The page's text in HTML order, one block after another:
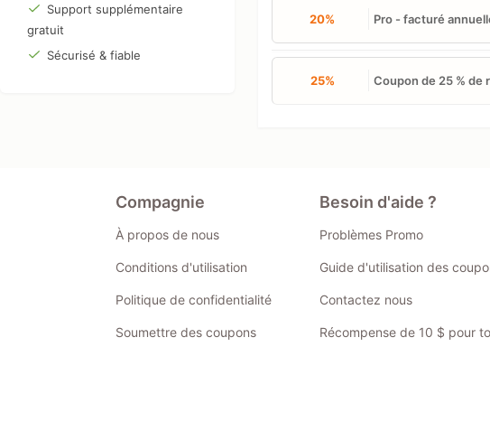
Support supplémentaire
gratuit
Sécurisé & fiable
20% Pro - facturé
25% Coupon de 25 % de
Compagnie
À propos de nous
Conditions d'utilisation
Politique de confidentialité
Soumettre des coupons
Besoin d'aide ?
Problèmes Promo
Guide d'utilisation des
Contactez nous
Récompense de 10 $ pour